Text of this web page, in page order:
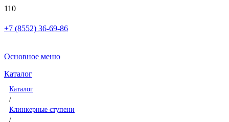
+7 (8552) 36-69-86
Основное меню
Каталог
Каталог
/
Клинкерные ступени
/